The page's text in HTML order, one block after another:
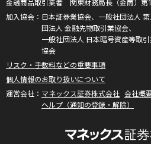
金融商品取引業者 関東財務局長（金商）第
日本証券業協会、一般社団法人
団法人 金融先物取引業協会、
一般社団法人 日本暗号資産等取
協会
リスク・手数料などの重要事項
個人情報のお取り扱いについて
マネックス証券株式会社 会社概
ヘルプ（通知の登録・解除）